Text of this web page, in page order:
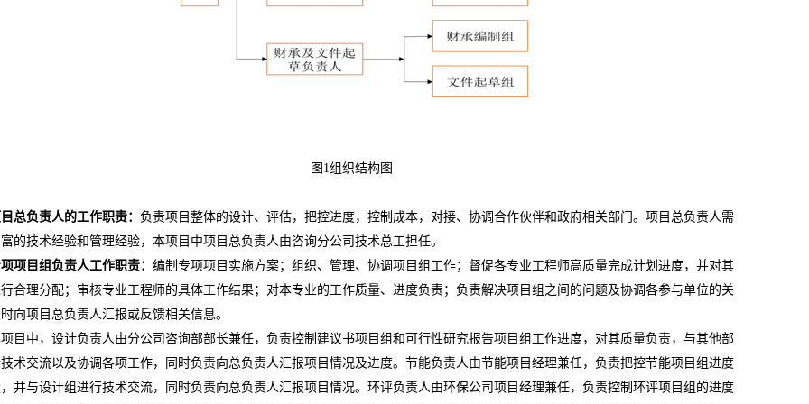
图 1组织结构图
总负责人的工作职责： 负责项目整体的设计、评估，把控进度，控制成本，对接、协调合作伙伴和政府相关部门。项目总负责人需
的技术经验和管理经验，本项目中项目总负责人由咨询分公司技术总工担任。
项目组负责人工作职责： 编制专项项目实施方案；组织、管理、协调项目组工作；督促各专业工程师高质量完成计划进度，并对其
合理分配；审核专业工程师的具体工作结果；对本专业的工作质量、进度负责；负责解决项目组之间的问题及协调各参与单位的关
向项目总负责人汇报或反馈相关信息。
目中，设计负责人由分公司咨询部部长兼任，负责控制建议书项目组和可行性研究报告项目组工作进度，对其质量负责，与其他部
术交流以及协调各项工作，同时负责向总负责人汇报项目情况及进度。节能负责人由节能项目经理兼任，负责把控节能项目组进度
并与设计组进行技术交流，同时负责向总负责人汇报项目情况。环评负责人由环保公司项目经理兼任，负责控制环评项目组的进度